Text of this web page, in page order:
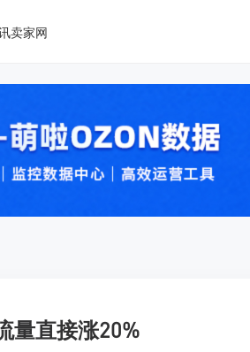
据
据
卖家网
量直接涨20%